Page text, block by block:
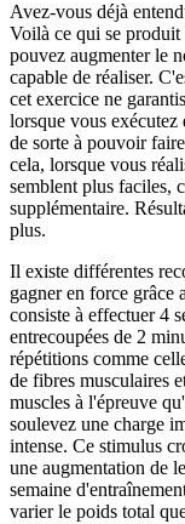
Avez-vous déjà
Voilà ce qui se produit
pouvez augmenter le
capable de réaliser.
cet exercice ne
lorsque vous exécutez
de sorte à pouvoir
cela, lorsque vous
semblent plus faciles,
supplémentaire.
plus.
Il existe différentes
gagner en force grâce
consiste à effectuer 4
entrecoupées de 2
répétitions comme
de fibres musculaires
muscles à l'épreuve
soulevez une charge
intense. Ce stimulus
une augmentation de
semaine
varier le poids total